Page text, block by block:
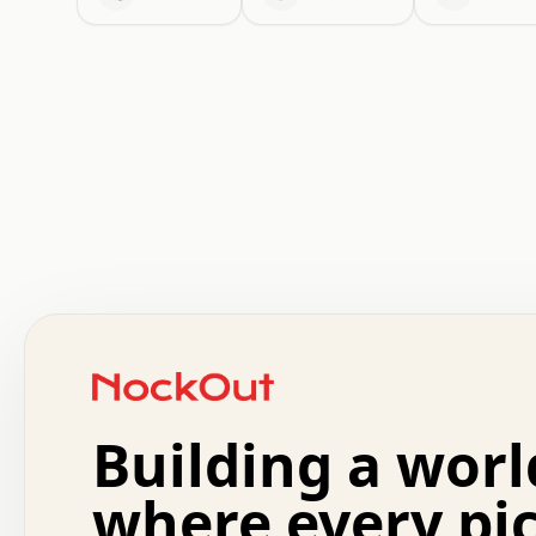
.   +   .   .   o   .   .   .   .   .   .   :   .
.   .   .   o   .   .   .   .   .   .   .   .   x   .
.   .   .   .   +   .   .   .   .   .   .   .   +
.   :   .   .   .   .   .   .   .   .   o   .   .
.   .   .   x   .   .   .   .   .   .   :   .   .   o
Building a